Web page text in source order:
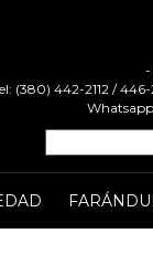
-
(380) 442-2112 /